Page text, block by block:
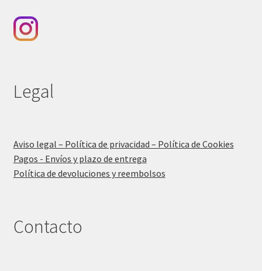
Legal
Aviso legal – Política de privacidad – Política de Cookies
Pagos - Envíos y plazo de entrega
Política de devoluciones y reembolsos
Contacto